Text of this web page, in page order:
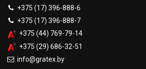
+375 (17) 396-888-6
+375 (17) 396-888-7
+375 (44) 769-79-14
+375 (29) 686-32-51
info@gratex.by